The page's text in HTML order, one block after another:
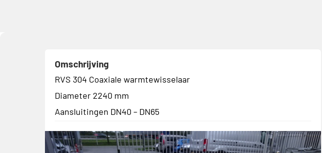
Omschrijving
RVS 304 Coaxiale warmtewisselaar
Diameter 2240 mm
Aansluitingen DN40 – DN65